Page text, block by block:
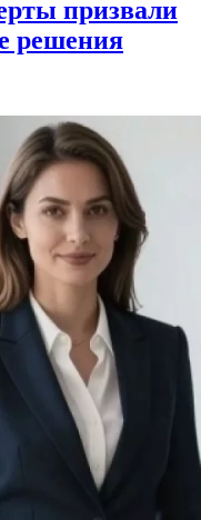
призвали
решения